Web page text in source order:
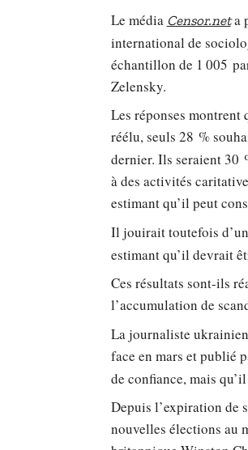
Le média Censor.neta
international de
échantillon de 1 005
Zelensky.
Les réponses
réélu, seuls 28 %
dernier. Ils seraient 30
à des activités
estimant qu’il peut
Il jouirait toutefois
estimant qu’il devrait
Ces résultats sont-ils
l’accumulation de
La journaliste
face en mars et publié
de confiance, mais
Depuis l’expiration de
nouvelles élections au